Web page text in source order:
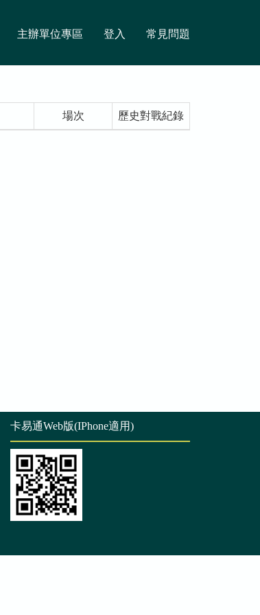
主辦單位專區 登入 常見問題
場次 歷史對戰紀錄
卡易通Web版(IPhone適用)